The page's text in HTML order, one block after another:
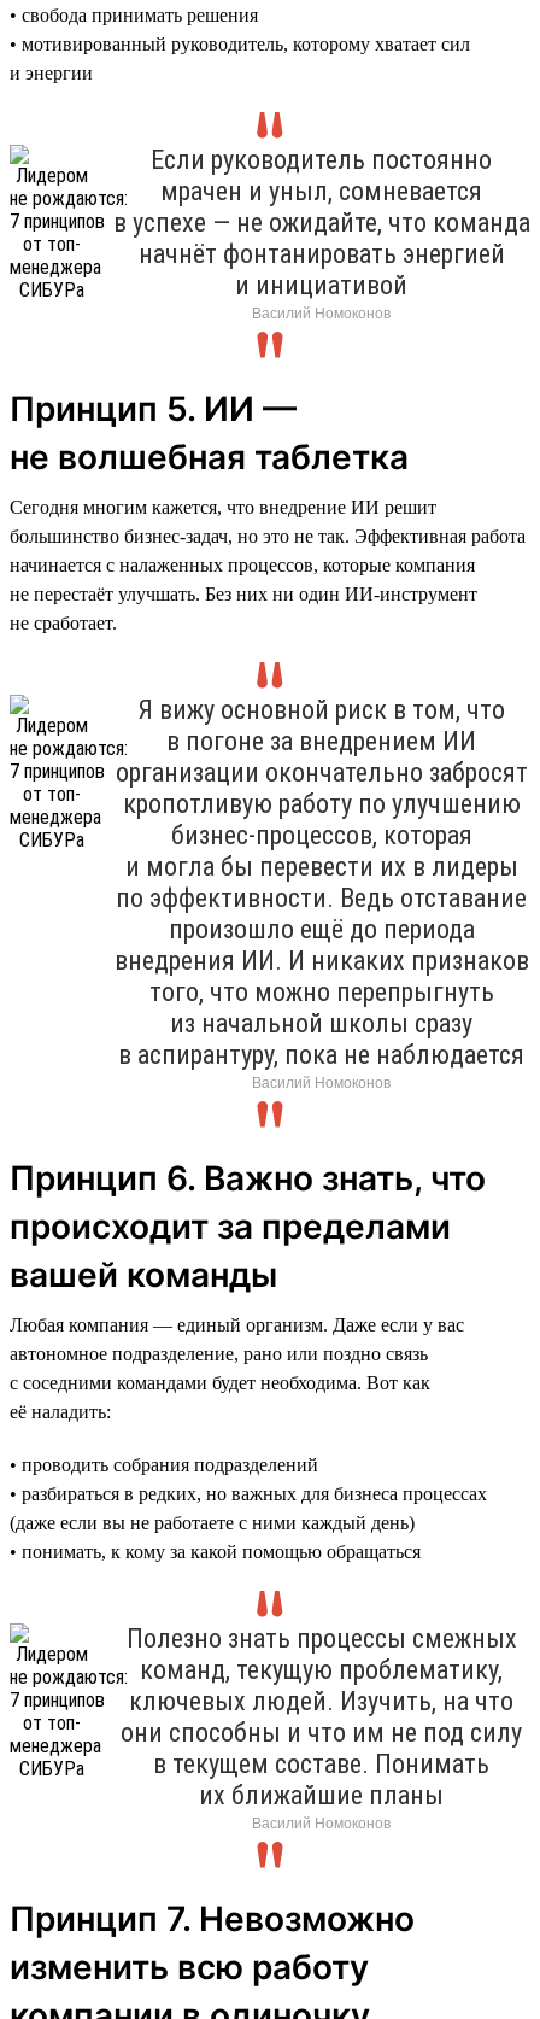
• свобода принимать решения
• мотивированный руководитель, которому хватает сил
и энергии
Если руководитель постоянно
мрачен и уныл, сомневается
в успехе — не ожидайте, что команда
начнёт фонтанировать энергией
и инициативой
Василий Номоконов
Принцип 5. ИИ —
не волшебная таблетка
Сегодня многим кажется, что внедрение ИИ решит
большинство бизнес-задач, но это не так. Эффективная работа
начинается с налаженных процессов, которые компания
не перестаёт улучшать. Без них ни один ИИ-инструмент
не сработает.
Я вижу основной риск в том, что
в погоне за внедрением ИИ
организации окончательно забросят
кропотливую работу по улучшению
бизнес-процессов, которая
и могла бы перевести их в лидеры
по эффективности. Ведь отставание
произошло ещё до периода
внедрения ИИ. И никаких признаков
того, что можно перепрыгнуть
из начальной школы сразу
в аспирантуру, пока не наблюдается
Василий Номоконов
Принцип 6. Важно знать, что
происходит за пределами
вашей команды
Любая компания — единый организм. Даже если у вас
автономное подразделение, рано или поздно связь
с соседними командами будет необходима. Вот как
её наладить:
• проводить собрания подразделений
• разбираться в редких, но важных для бизнеса процессах
(даже если вы не работаете с ними каждый день)
• понимать, к кому за какой помощью обращаться
Полезно знать процессы смежных
команд, текущую проблематику,
ключевых людей. Изучить, на что
они способны и что им не под силу
в текущем составе. Понимать
их ближайшие планы
Василий Номоконов
Принцип 7. Невозможно
изменить всю работу